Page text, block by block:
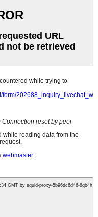
Catalan
Esperanto
Hindi
Amharic
Azerbaijani
Bosnian
Bulgarian
Dutch
Estonian